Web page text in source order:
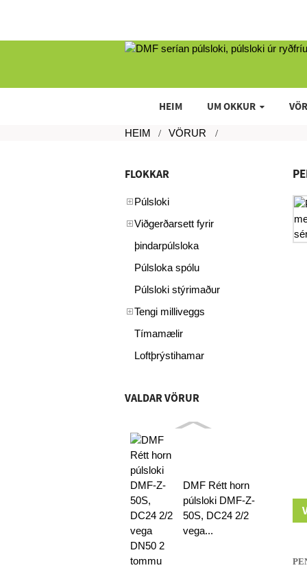
HEIM UM OKKUR
HEIM VÖRUR
FLOKKAR
Púlsloki
Viðgerðarsett fyrir
þindarpúlsloka
Púlsloka spólu
Púlsloki stýrimaður
Tengi milliveggs
Tímamælir
Loftþrýstihamar
VALDAR VÖRUR
DMF Rétt horn
púlsloki DMF-Z-
50S, DC24 2/2
vega...